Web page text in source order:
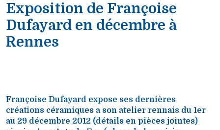
Exposition de Françoise
Dufayard en décembre à
Rennes
Françoise Dufayard expose ses dernières
créations céramiques a son atelier rennais du 1er
au 29 décembre 2012 (détails en pièces jointes)